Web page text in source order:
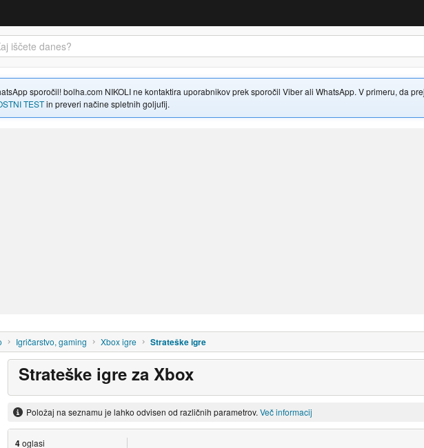
sporočil! bolha.com NIKOLI ne kontaktira uporabnikov prek sporočil Viber ali WhatsApp. V primeru, da
TESTin preveri načine spletnih goljufij.
Igričarstvo, gaming Xbox igre Strateške igre
Strateške igre za Xbox
Položaj na seznamu je lahko odvisen od različnih parametrov. Več informacij
4oglasi